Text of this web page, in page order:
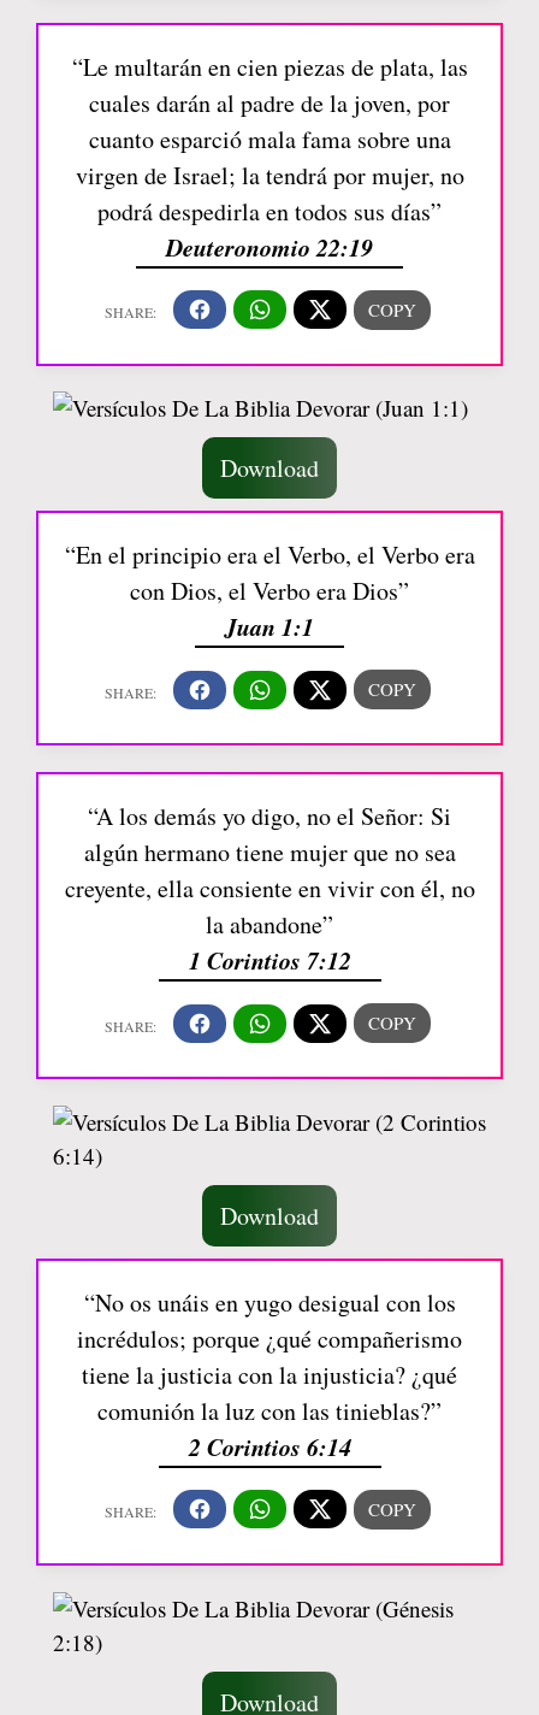
“Le multarán en cien piezas de plata, las
cuales darán al padre de la joven, por
cuanto esparció mala fama sobre una
virgen de Israel; la tendrá por mujer, no
podrá despedirla en todos sus días”
Deuteronomio 22:19
Download
“En el principio era el Verbo, el Verbo era
con Dios, el Verbo era Dios”
Juan 1:1
“A los demás yo digo, no el Señor: Si
algún hermano tiene mujer que no sea
creyente, ella consiente en vivir con él, no
la abandone”
1 Corintios 7:12
Download
“No os unáis en yugo desigual con los
incrédulos; porque ¿qué compañerismo
tiene la justicia con la injusticia? ¿qué
comunión la luz con las tinieblas?”
2 Corintios 6:14
Download